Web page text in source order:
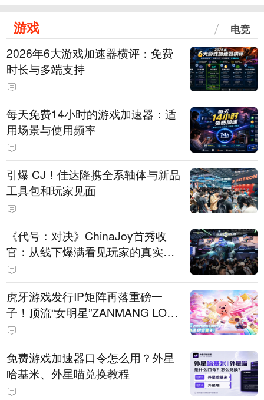
游戏 电竞
2026年6大游戏加速器横评：免费
时长与多端支持
每天免费14小时的游戏加速器：适
用场景与使用频率
引爆 CJ！佳达隆携全系轴体与新品
工具包和玩家见面
《代号：对决》ChinaJoy首秀收
官：从线下爆满看见玩家的真实期
待
虎牙游戏发行IP矩阵再落重磅一
子！顶流“女明星”ZANMANG LOO
PY 正版3D消除手游《消消奇遇》
惊喜曝光
免费游戏加速器口令怎么用？外星
哈基米、外星喵兑换教程